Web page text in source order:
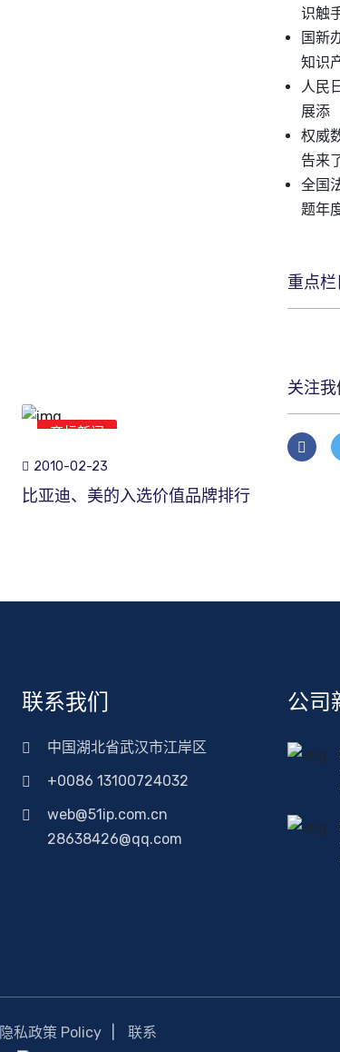
商标新闻
2010-02-23
比亚迪、美的入选价值品牌排行
识触
国新
知识
人民
展添
权威
告来
全国
题年
重点
关注我
联系我们
中国湖北省武汉市江岸区
+0086 13100724032
web@51ip.com.cn
28638426@qq.com
公司
隐私政策 Policy 联系